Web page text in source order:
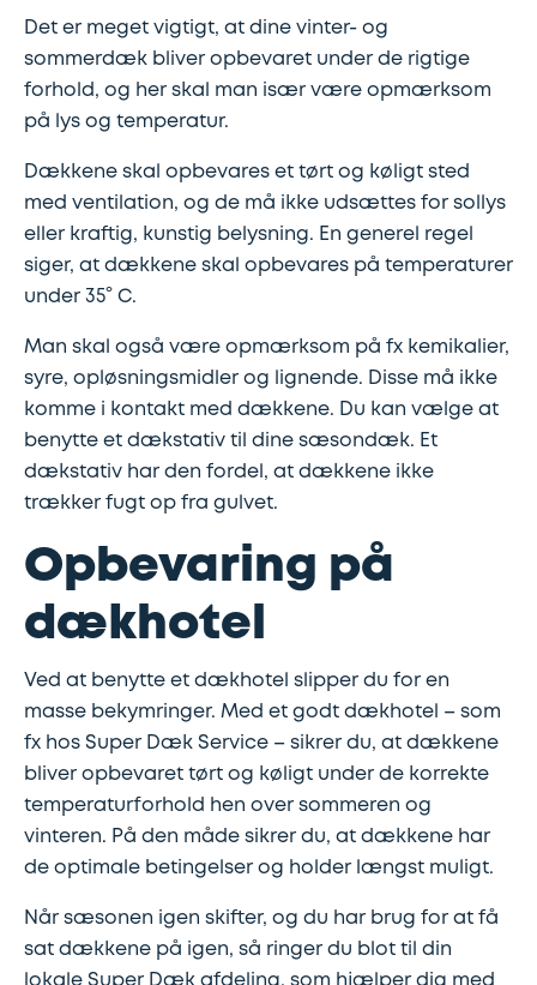
Lapning
af
dæk
Kobling
Montering
af
anhængertræk
Olieskift
Reparation
af
stenslag
Serviceeftersyn
4
hjulsudmåling
Støddæmpere
og
fjedre
Tandrem
Ladestandere
Vinterdæk
Stålfælge
Helårsdæk
Trailerdæk
Guides
Helårsdæk
Kør
selv
ferie
Service
og
reparation
Sikkerhed
Sommerdæk
Synstjek
Trailer
Vinterdæk
Bosch
Car
Service
Erhverv
Landbrug
Det er meget vigtigt, at dine vinter- og
sommerdæk bliver opbevaret under de rigtige
forhold, og her skal man især være opmærksom
på lys og temperatur.
Dækkene skal opbevares et tørt og køligt sted
med ventilation, og de må ikke udsættes for sollys
eller kraftig, kunstig belysning. En generel regel
siger, at dækkene skal opbevares på temperaturer
under 35° C.
Man skal også være opmærksom på fx kemikalier,
syre, opløsningsmidler og lignende. Disse må ikke
komme i kontakt med dækkene. Du kan vælge at
benytte et dækstativ til dine sæsondæk. Et
dækstativ har den fordel, at dækkene ikke
trækker fugt op fra gulvet.
Opbevaring på
dækhotel
Ved at benytte et dækhotel slipper du for en
masse bekymringer. Med et godt dækhotel – som
fx hos Super Dæk Service – sikrer du, at dækkene
bliver opbevaret tørt og køligt under de korrekte
temperaturforhold hen over sommeren og
vinteren. På den måde sikrer du, at dækkene har
de optimale betingelser og holder længst muligt.
Når sæsonen igen skifter, og du har brug for at få
sat dækkene på igen, så ringer du blot til din
lokale Super Dæk afdeling, som hjælper dig med